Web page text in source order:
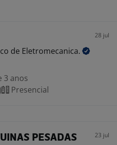
28 jul
de Eletromecanica.
3 anos
Presencial
PESADAS 23 jul